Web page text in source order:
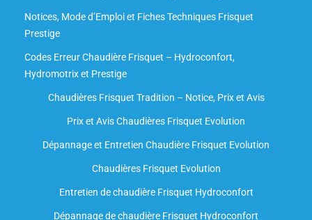
Notices, Mode d’Emploi et Fiches Techniques Frisquet
Prestige
Codes Erreur Chaudière Frisquet – Hydroconfort,
Hydromotrix et Prestige
Chaudières Frisquet Tradition – Notice, Prix et Avis
Prix et Avis Chaudières Frisquet Evolution
Dépannage et Entretien Chaudière Frisquet Evolution​
Chaudières Frisquet Evolution
Entretien de chaudière Frisquet Hydroconfort
Dépannage de chaudière Frisquet Hydroconfort